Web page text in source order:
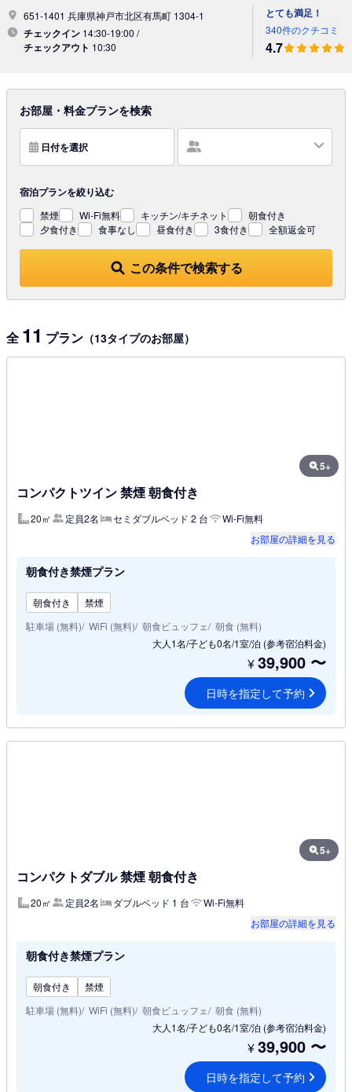
651-1401 兵庫県神戸市北区有馬町 1304-1
チェックイン 14:30-19:00 /
チェックアウト 10:30
とても満足！
340件のクチコミ
4.7
お部屋・料金プランを検索
日付を選択
この条件で検索する
宿泊プランを絞り込む
禁煙 Wi-Fi無料 キッチン/キチネット
朝食付き
夕食付き
食事なし 昼食付き 3食付き 全額返金可
全 11 プラン （13タイプのお部屋）
5+
コンパクトツイン 禁煙 朝食付き
20㎡ 定員2名 セミダブルベッド 2 台
Wi-Fi無料
お部屋の詳細を見る
朝食付き禁煙プラン
朝食付き
禁煙
駐車場 (無料) WiFi (無料) 朝食ビュッフェ
朝食 (無料)
大人1名/子ども0名/1室/泊 (参考宿泊料金)
¥39,900 〜
日時を指定して予約
5+
コンパクトダブル 禁煙 朝食付き
20㎡ 定員2名 ダブルベッド 1 台
Wi-Fi無料
お部屋の詳細を見る
朝食付き禁煙プラン
朝食付き
禁煙
駐車場 (無料) WiFi (無料) 朝食ビュッフェ
朝食 (無料)
大人1名/子ども0名/1室/泊 (参考宿泊料金)
¥39,900 〜
日時を指定して予約